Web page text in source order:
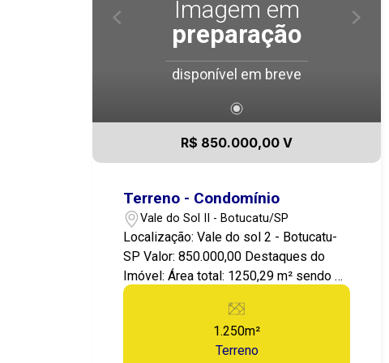
Imagem em
preparação
disponível em breve
R$ 850.000,00 V
Terreno - Condomínio
Vale do Sol II - Botucatu/SP
Localização: Vale do sol 2 - Botucatu-
SP Valor: 850.000,00 Destaques do
Imóvel: Área total: 1250,29 m² sendo 23
de frente!! Apresentamos este
Excelente terreno localizado em
Botucatu, no Condomínio Vale do sol 2!
Condomínio nobre, todo arborizado! Um
1.250m²
Terreno